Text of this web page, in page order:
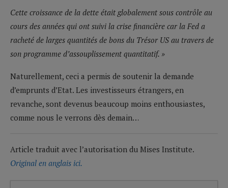
Cette croissance de la dette était globalement sous contrôle au
cours des années qui ont suivi la crise financière car la Fed a
racheté de larges quantités de bons du Trésor US au travers de
son programme d’assouplissement quantitatif. »
Naturellement, ceci a permis de soutenir la demande
d’emprunts d’Etat. Les investisseurs étrangers, en
revanche, sont devenus beaucoup moins enthousiastes,
comme nous le verrons dès demain…
Article traduit avec l’autorisation du Mises Institute.
Original en anglais ici.